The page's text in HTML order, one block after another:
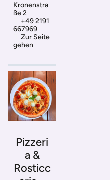
Kronenstra
ße 2
+49 2191
667969
Zur Seite
gehen
Pizzeri
a &
Rosticc